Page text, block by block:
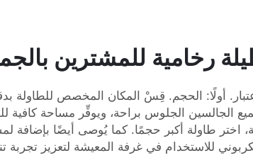
رخامية للمشترين
أولًا: الحجم. قِسْ المكان المخصص للطاولة
الجالسين الجلوس براحة، ويوفِّر مساحة
اختر طاولة أكبر حجمًا. كما يُوصى أيضًا بإضافة
لتعزيز تجربة